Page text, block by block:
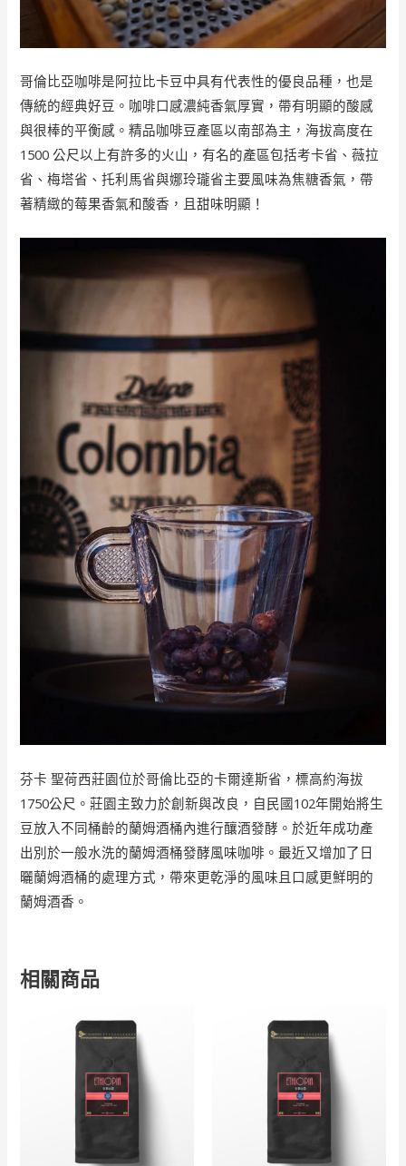
哥倫比亞咖啡是阿拉比卡豆中具有代表性的優良品種，也是
傳統的經典好豆。咖啡口感濃純香氣厚實，帶有明顯的酸感
與很棒的平衡感。精品咖啡豆產區以南部為主，海拔高度在
1500 公尺以上有許多的火山，有名的產區包括考卡省、薇拉
省、梅塔省、托利馬省與娜玲瓏省主要風味為焦糖香氣，帶
著精緻的莓果香氣和酸香，且甜味明顯！
芬卡 聖荷西莊園位於哥倫比亞的卡爾達斯省，標高約海拔
1750公尺。莊園主致力於創新與改良，自民國102年開始將生
豆放入不同桶齡的蘭姆酒桶內進行釀酒發酵。於近年成功產
出別於一般水洗的蘭姆酒桶發酵風味咖啡。最近又增加了日
曬蘭姆酒桶的處理方式，帶來更乾淨的風味且口感更鮮明的
蘭姆酒香。
相關商品